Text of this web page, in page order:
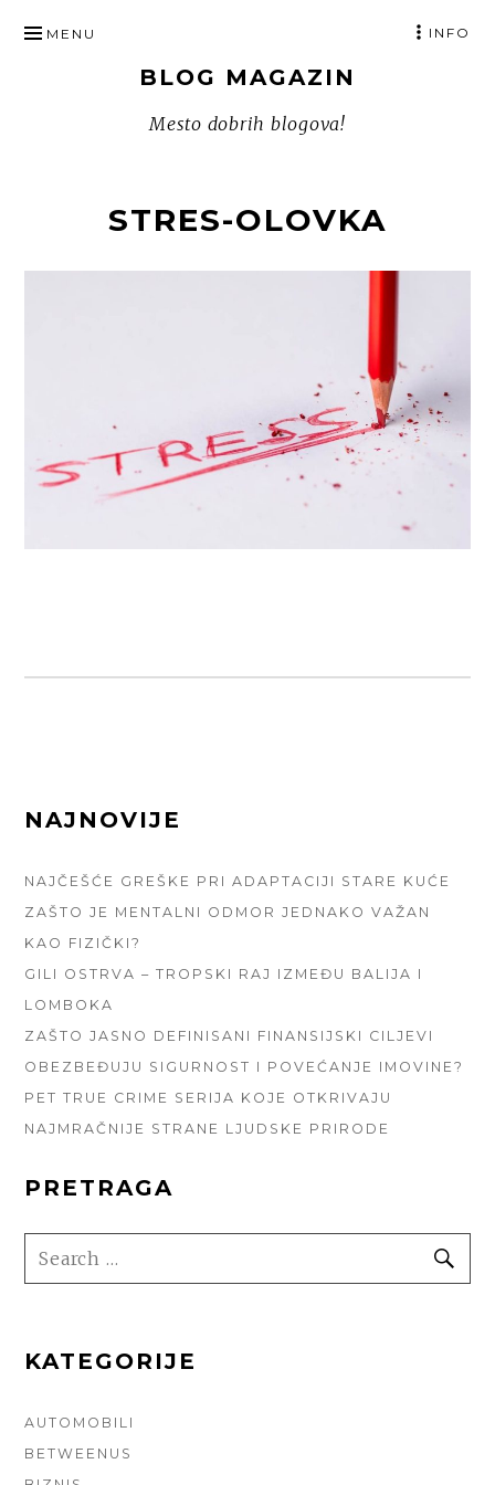
TO
BLOG MAGAZIN
Mesto dobrih blogova!
MENU INFO
STRES-OLOVKA
FOOTER
NAJNOVIJE
NAJČEŠĆE GREŠKE PRI ADAPTACIJI STARE KUĆE
ZAŠTO JE MENTALNI ODMOR JEDNAKO VAŽAN
KAO FIZIČKI?
GILI OSTRVA – TROPSKI RAJ IZMEĐU BALIJA I
LOMBOKA
ZAŠTO JASNO DEFINISANI FINANSIJSKI CILJEVI
OBEZBEĐUJU SIGURNOST I POVEĆANJE IMOVINE?
PET TRUE CRIME SERIJA KOJE OTKRIVAJU
NAJMRAČNIJE STRANE LJUDSKE PRIRODE
PRETRAGA
SEARCH
FOR:
KATEGORIJE
AUTOMOBILI
BETWEENUS